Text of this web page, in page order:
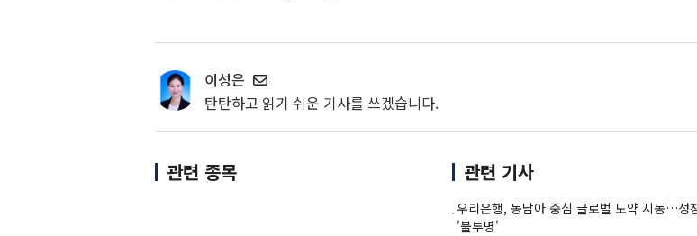
이성은
탄탄하고 읽기 쉬운 기사를 쓰겠습니다.
관련 종목 관련 기사
우리은행, 동남아 중심 글로벌 도약 시동…성
'불투명'